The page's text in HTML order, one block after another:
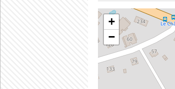
+
−